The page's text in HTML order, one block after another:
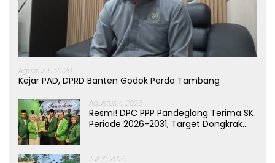
Agustus 5, 2026
Kejar PAD, DPRD Banten Godok Perda Tambang
Agustus 4, 2026
Resmi! DPC PPP Pandeglang Terima SK
Periode 2026-2031, Target Dongkrak
Juli 31, 2026